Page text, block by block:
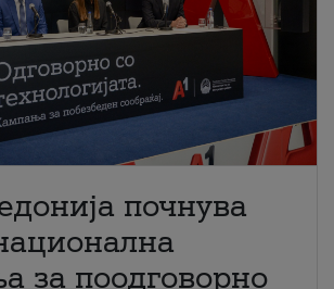
почнува
за поодговорно